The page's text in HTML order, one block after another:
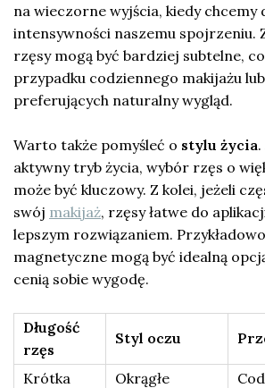
na wieczorne wyjścia, kiedy chcemy
intensywności naszemu spojrzeniu.
rzęsy mogą być bardziej subtelne,
przypadku codziennego makijażu
preferujących naturalny wygląd.
Warto także pomyśleć o stylu życia
aktywny tryb życia, wybór rzęs o
może być kluczowy. Z kolei, jeżeli
swój makijaż, rzęsy łatwe do
lepszym rozwiązaniem.
magnetyczne mogą być idealną
cenią sobie wygodę.
Długość
rzęs
Styl oczu
Krótka Okrągłe